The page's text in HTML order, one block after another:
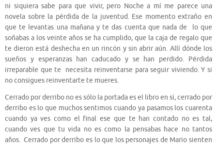
ni siquiera sabe para que vivir, pero Noche a mí me parece una
novela sobre la pérdida de la juventud. Ese momento extraño en
que te levantas una mañana y te das cuenta que nada de lo que
soñabas a los veinte años se ha cumplido, que la caja de regalo que
te dieron está deshecha en un rincón y sin abrir aún. Allí dónde los
sueños y esperanzas han caducado y se han perdido. Pérdida
irreparable que te necesita reinventarse para seguir viviendo. Y si
no consigues reinventarte te mueres.
Cerrado por derribo no es sólo la portada es el libro en sí, cerrado por
derribo es lo que muchos sentimos cuando ya pasamos los cuarenta
cuando ya ves como el final ese que te han contado no es tal,
cuando ves que tu vida no es como la pensabas hace no tantos
años. Cerrado por derribo es lo que los personajes de Mario sienten